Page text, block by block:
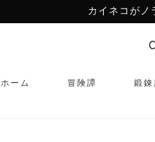
カイネコがノ
ホーム 冒険譚 鍛錬